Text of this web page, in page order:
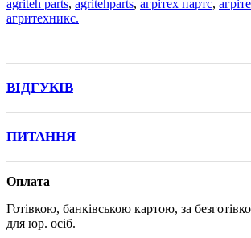
agriteh parts, agritehparts, агрітех партс,
агритехникс.
ВІДГУКІВ
ПИТАННЯ
Оплата
Готівкою, банківською картою, за
для юр. осіб.